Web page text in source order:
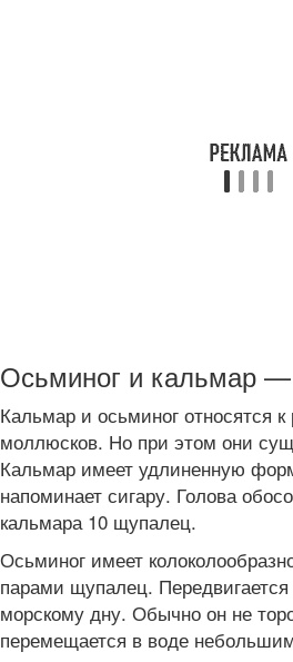
Осьминог и кальмар
Кальмар и осьминог относятся к
моллюсков. Но при этом они
Кальмар имеет удлиненную
напоминает сигару. Голова
кальмара 10 щупалец.
Осьминог имеет
парами щупалец.
морскому дну. Обычно он не
перемещается в воде